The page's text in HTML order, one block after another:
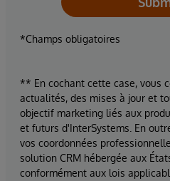
*Champs obligatoires
** En cochant cette case, vous
actualités, des mises à jour et
objectif marketing liés aux
et futurs d'InterSystems. En
vos coordonnées
solution CRM hébergée aux
conformément aux lois